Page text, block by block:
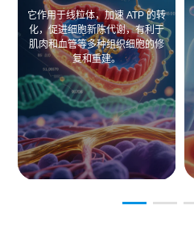
它作用于线粒体，加速 ATP 的转
化，促进细胞新陈代谢，有利于
肌肉和血管等多种组织细胞的修
复和重建。